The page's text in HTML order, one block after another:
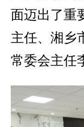
面迈出了重
主任、湘乡
常委会主任